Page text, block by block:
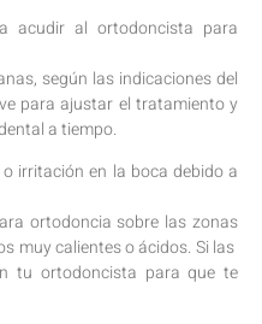
⁣acudir al ortodoncista‌ para⁤
según ⁣las indicaciones del
para ajustar el tratamiento y
a tiempo.
irritación en la ​boca debido​ a
ortodoncia ​sobre las zonas
muy calientes ⁤o ácidos. Si las
tu ortodoncista para ⁤que te